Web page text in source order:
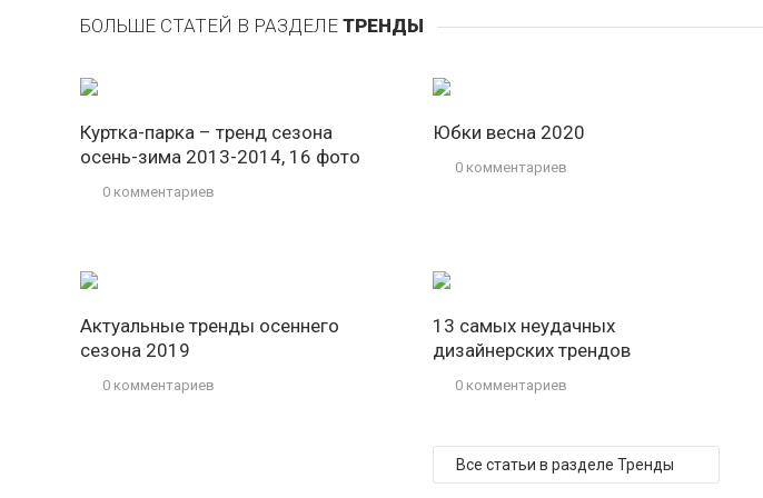
БОЛЬШЕ СТАТЕЙ В РАЗДЕЛЕ ТРЕНДЫ
Куртка-парка – тренд сезона
осень-зима 2013-2014, 16 фото
0 комментариев
Юбки весна 2020
0 комментариев
Актуальные тренды осеннего
сезона 2019
0 комментариев
13 самых неудачных
дизайнерских трендов
0 комментариев
Все статьи в разделе Тренды